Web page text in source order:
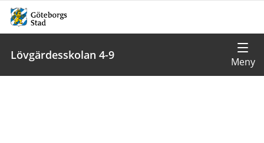
Lövgärdesskolan 4-9